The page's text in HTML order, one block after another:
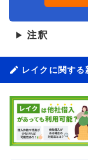
▶ 注釈
レイクに関する